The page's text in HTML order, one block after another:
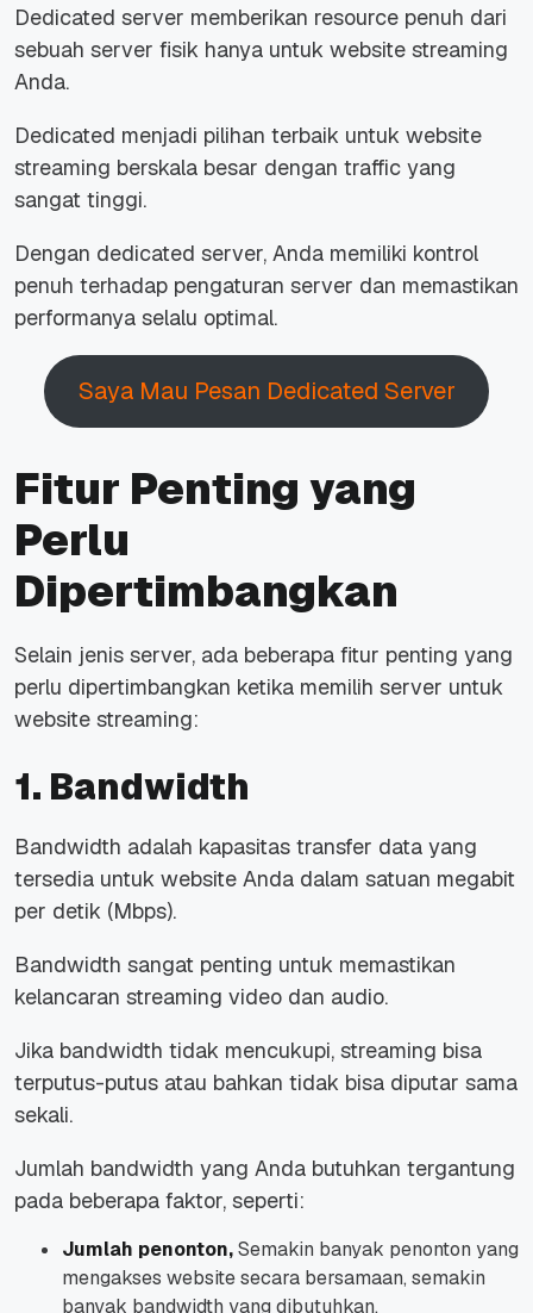
Dedicated server memberikan resource penuh dari
sebuah server fisik hanya untuk website streaming
Anda.
Dedicated menjadi pilihan terbaik untuk website
streaming berskala besar dengan traffic yang
sangat tinggi.
Dengan dedicated server, Anda memiliki kontrol
penuh terhadap pengaturan server dan memastikan
performanya selalu optimal.
Saya Mau Pesan Dedicated Server
Fitur Penting yang
Perlu
Dipertimbangkan
Selain jenis server, ada beberapa fitur penting yang
perlu dipertimbangkan ketika memilih server untuk
website streaming:
1. Bandwidth
Bandwidth adalah kapasitas transfer data yang
tersedia untuk website Anda dalam satuan megabit
per detik (Mbps).
Bandwidth sangat penting untuk memastikan
kelancaran streaming video dan audio.
Jika bandwidth tidak mencukupi, streaming bisa
terputus-putus atau bahkan tidak bisa diputar sama
sekali.
Jumlah bandwidth yang Anda butuhkan tergantung
pada beberapa faktor, seperti:
Jumlah penonton,Semakin banyak penonton yang
mengakses website secara bersamaan, semakin
banyak bandwidth yang dibutuhkan.